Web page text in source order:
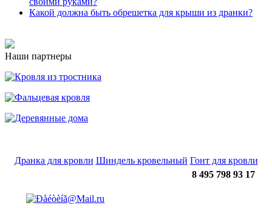
Какой должна быть обрешетка для крыши из дранки?
Наши партнеры
Дранка для кровли Шиндель кровельный Гонт для кровли
8 495 798 93 17